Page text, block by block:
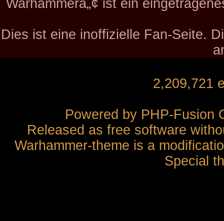
Warhammerâ„¢ ist ein
Dies ist eine inoffizielle Fan-Seite.
2,209,721
Powered by PHP-Fusion
Released as free software
Warhammer-theme is a
Special